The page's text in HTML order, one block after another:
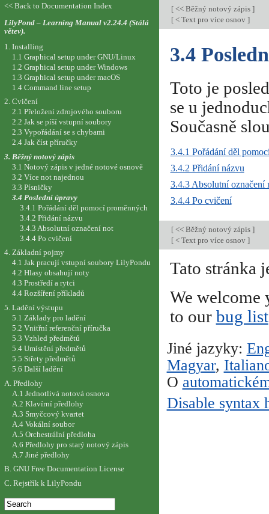
[<< Běžný notový zápis ]
[< Text pro více osnov ]
3.4
Toto je
se u
Současně
3.4.1 Pořádání děl
3.4.2 Přidání názvu
3.4.3 Absolutní označení
3.4.4 Po cvičení
[<< Běžný notový zápis ]
[< Text pro více osnov ]
Tato stránka
We welcome
to our bug list
Jiné jazyky:
Magyar,
O
Disable syntax
<< Back to Documentation Index
LilyPond – Learning Manual v2.24.4 (Stálá
větev).
1. Installing
1.1 Graphical setup under GNU/Linux
1.2 Graphical setup under Windows
1.3 Graphical setup under macOS
1.4 Command line setup
2. Cvičení
2.1 Přeložení zdrojového souboru
2.2 Jak se píší vstupní soubory
2.3 Vypořádání se s chybami
2.4 Jak číst příručky
3. Běžný notový zápis
3.1 Notový zápis v jedné notové osnově
3.2 Více not najednou
3.3 Písničky
3.4 Poslední úpravy
3.4.1 Pořádání děl pomocí proměnných
3.4.2 Přidání názvu
3.4.3 Absolutní označení not
3.4.4 Po cvičení
4. Základní pojmy
4.1 Jak pracují vstupní soubory LilyPondu
4.2 Hlasy obsahují noty
4.3 Prostředí a rytci
4.4 Rozšíření příkladů
5. Ladění výstupu
5.1 Základy pro ladění
5.2 Vnitřní referenční příručka
5.3 Vzhled předmětů
5.4 Umístění předmětů
5.5 Střety předmětů
5.6 Další ladění
A. Předlohy
A.1 Jednotlivá notová osnova
A.2 Klavírní předlohy
A.3 Smyčcový kvartet
A.4 Vokální soubor
A.5 Orchestrální předloha
A.6 Předlohy pro starý notový zápis
A.7 Jiné předlohy
B. GNU Free Documentation License
C. Rejstřík k LilyPondu